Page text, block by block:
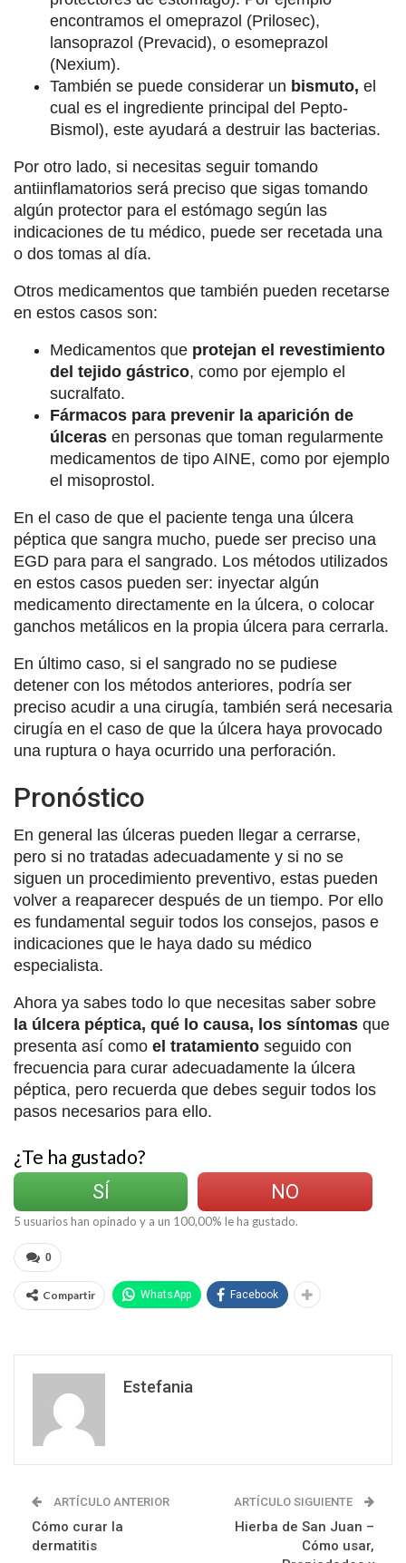
encontramos el omeprazol (Prilosec),
lansoprazol (Prevacid), o esomeprazol
(Nexium).
También se puede considerar un bismuto, el
cual es el ingrediente principal del Pepto-
Bismol), este ayudará a destruir las bacterias.
Por otro lado, si necesitas seguir tomando
antiinflamatorios será preciso que sigas tomando
algún protector para el estómago según las
indicaciones de tu médico, puede ser recetada una
o dos tomas al día.
Otros medicamentos que también pueden recetarse
en estos casos son:
Medicamentos que protejan el revestimiento
del tejido gástrico, como por ejemplo el
sucralfato.
Fármacos para prevenir la aparición de
úlceras en personas que toman regularmente
medicamentos de tipo AINE, como por ejemplo
el misoprostol.
En el caso de que el paciente tenga una úlcera
péptica que sangra mucho, puede ser preciso una
EGD para para el sangrado. Los métodos utilizados
en estos casos pueden ser: inyectar algún
medicamento directamente en la úlcera, o colocar
ganchos metálicos en la propia úlcera para cerrarla.
En último caso, si el sangrado no se pudiese
detener con los métodos anteriores, podría ser
preciso acudir a una cirugía, también será necesaria
cirugía en el caso de que la úlcera haya provocado
una ruptura o haya ocurrido una perforación.
Pronóstico
En general las úlceras pueden llegar a cerrarse,
pero si no tratadas adecuadamente y si no se
siguen un procedimiento preventivo, estas pueden
volver a reaparecer después de un tiempo. Por ello
es fundamental seguir todos los consejos, pasos e
indicaciones que le haya dado su médico
especialista.
Ahora ya sabes todo lo que necesitas saber sobre
la úlcera péptica, qué lo causa, los síntomas que
presenta así como el tratamiento seguido con
frecuencia para curar adecuadamente la úlcera
péptica, pero recuerda que debes seguir todos los
pasos necesarios para ello.
¿Te ha gustado?
SÍ
NO
5 usuarios han opinado y a un 100,00% le ha gustado.
0
Compartir WhatsApp Facebook
Estefania
ARTÍCULO ANTERIOR
Cómo curar la
dermatitis
ARTÍCULO SIGUIENTE
Hierba de San Juan –
Cómo usar,